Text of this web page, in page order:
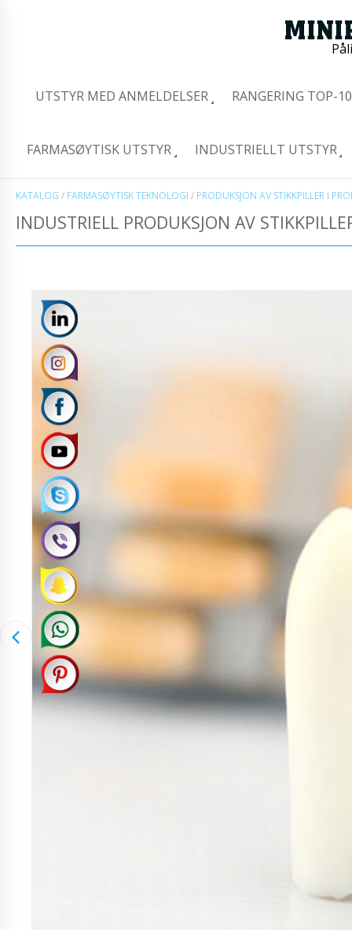
UTSTYR MED ANMELDELSER RANGERING TOP-
FARMASØYTISK UTSTYR INDUSTRIELLT UTSTYR
KATALOG / FARMASØYTISK TEKNOLOGI / PRODUKSJON AV STIKKPILLER I
INDUSTRIELL PRODUKSJON AV